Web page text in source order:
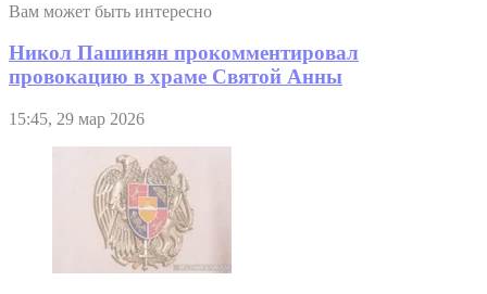
Вам может быть интересно
Никол Пашинян прокомментировал
провокацию в храме Святой Анны
15:45, 29 мар 2026